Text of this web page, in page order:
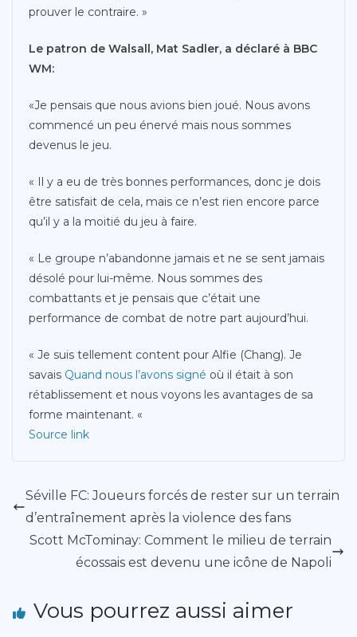
prouver le contraire. »
Le patron de Walsall, Mat Sadler, a déclaré à BBC
WM:
«Je pensais que nous avions bien joué. Nous avons
commencé un peu énervé mais nous sommes
devenus le jeu.
« Il y a eu de très bonnes performances, donc je dois
être satisfait de cela, mais ce n’est rien encore parce
qu’il y a la moitié du jeu à faire.
« Le groupe n’abandonne jamais et ne se sent jamais
désolé pour lui-même. Nous sommes des
combattants et je pensais que c’était une
performance de combat de notre part aujourd’hui.
« Je suis tellement content pour Alfie (Chang). Je
savais Quand nous l’avons signé où il était à son
rétablissement et nous voyons les avantages de sa
forme maintenant. «
Source link
Séville FC: Joueurs forcés de rester sur un terrain
d’entraînement après la violence des fans
Scott McTominay: Comment le milieu de terrain
écossais est devenu une icône de Napoli
Vous pourrez aussi aimer